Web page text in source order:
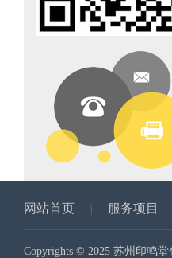
网站首页 服务项目
Copyrights © 2025 苏州印鸣